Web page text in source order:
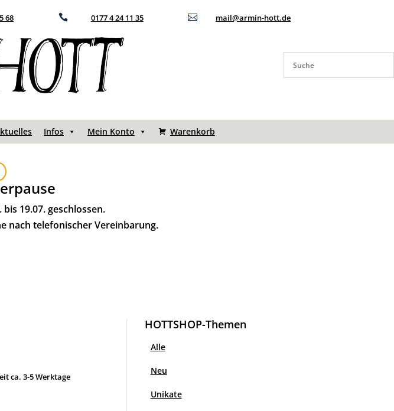
68  0177 4 24 11 35  mail@armin-hott.de
Infos Mein Konto Warenkorb
19.07. geschlossen.
nach telefonischer Vereinbarung.
ca. 3-5 Werktage
HOTTSHOP-Themen
Alle
Neu
Unikate